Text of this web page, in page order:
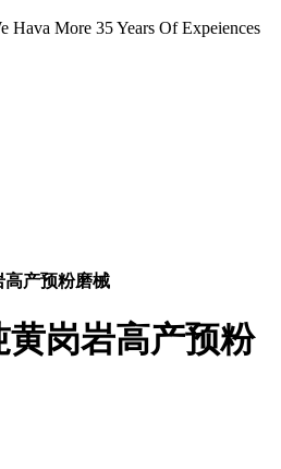
Hava More 35 Years Of Expeiences
高产预粉磨械
黄岗岩高产预粉